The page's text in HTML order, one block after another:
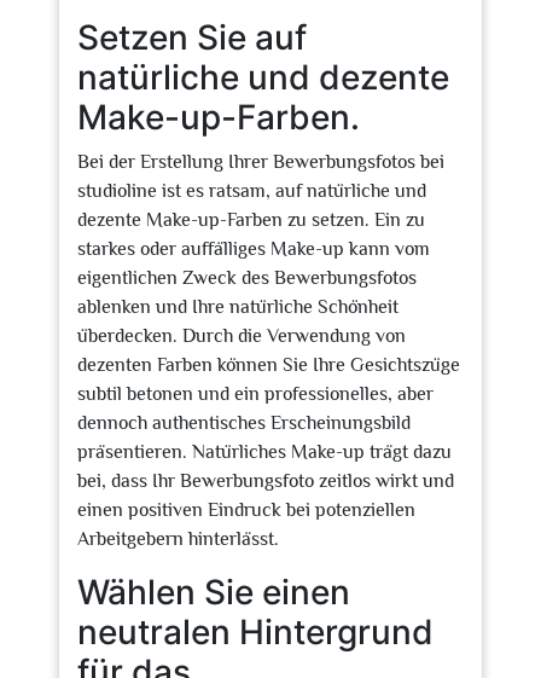
Setzen Sie auf
natürliche und dezente
Make-up-Farben.
Bei der Erstellung Ihrer Bewerbungsfotos bei
studioline ist es ratsam, auf natürliche und
dezente Make-up-Farben zu setzen. Ein zu
starkes oder auffälliges Make-up kann vom
eigentlichen Zweck des Bewerbungsfotos
ablenken und Ihre natürliche Schönheit
überdecken. Durch die Verwendung von
dezenten Farben können Sie Ihre Gesichtszüge
subtil betonen und ein professionelles, aber
dennoch authentisches Erscheinungsbild
präsentieren. Natürliches Make-up trägt dazu
bei, dass Ihr Bewerbungsfoto zeitlos wirkt und
einen positiven Eindruck bei potenziellen
Arbeitgebern hinterlässt.
Wählen Sie einen
neutralen Hintergrund